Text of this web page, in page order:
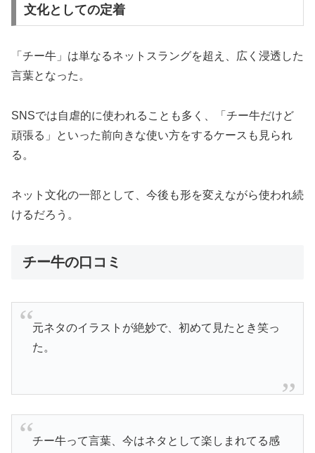
文化としての定着
「チー牛」は単なるネットスラングを超え、広く浸透した
言葉となった。
SNSでは自虐的に使われることも多く、「チー牛だけど
頑張る」といった前向きな使い方をするケースも見られ
る。
ネット文化の一部として、今後も形を変えながら使われ続
けるだろう。
チー牛の口コミ
元ネタのイラストが絶妙で、初めて見たとき笑っ
た。
チー牛って言葉、今はネタとして楽しまれてる感